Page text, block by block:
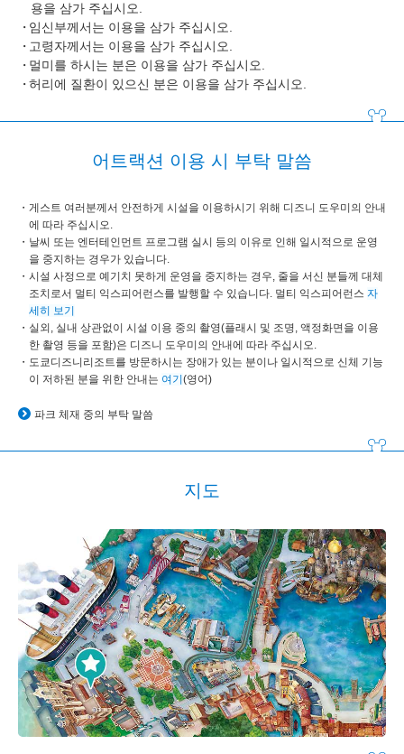
용을 삼가 주십시오.
임신부께서는 이용을 삼가 주십시오.
고령자께서는 이용을 삼가 주십시오.
멀미를 하시는 분은 이용을 삼가 주십시오.
허리에 질환이 있으신 분은 이용을 삼가 주십시오.
어트랙션 이용 시 부탁 말씀
게스트 여러분께서 안전하게 시설을 이용하시기 위해 디즈니 도우미의 안내
에 따라 주십시오.
날씨 또는 엔터테인먼트 프로그램 실시 등의 이유로 인해 일시적으로 운영
을 중지하는 경우가 있습니다.
시설 사정으로 예기치 못하게 운영을 중지하는 경우, 줄을 서신 분들께 대체
조치로서 멀티 익스피어런스를 발행할 수 있습니다. 멀티 익스피어런스자
세히 보기
실외, 실내 상관없이 시설 이용 중의 촬영(플래시 및 조명, 액정화면을 이용
한 촬영 등을 포함)은 디즈니 도우미의 안내에 따라 주십시오.
도쿄디즈니리조트를 방문하시는 장애가 있는 분이나 일시적으로 신체 기능
이 저하된 분을 위한 안내는 여기(영어)
파크 체재 중의 부탁 말씀
지도